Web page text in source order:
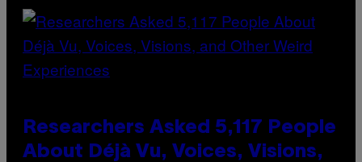
Researchers Asked 5,117 People
About Déjà Vu, Voices, Visions,